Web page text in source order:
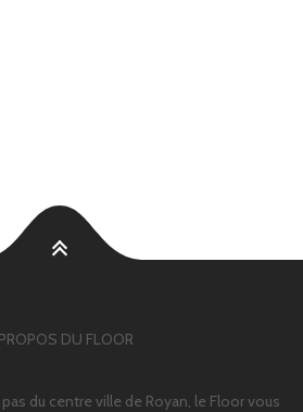
DU FLOOR
du centre ville de Royan, le Floor vous